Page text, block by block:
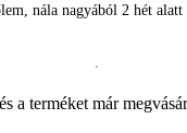
nála nagyából 2 hét alatt
a terméket már